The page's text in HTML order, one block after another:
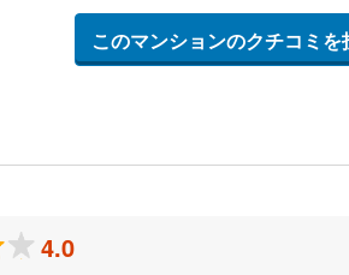
このマンションのクチコミを
4.0